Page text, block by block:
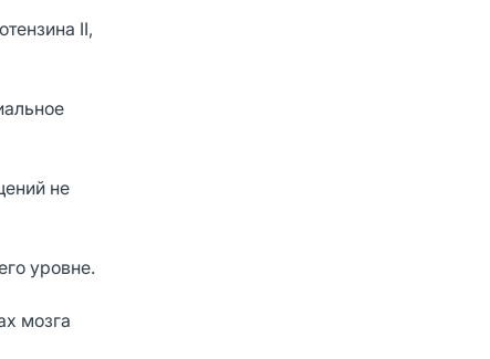
II,
не
уровне.
мозга